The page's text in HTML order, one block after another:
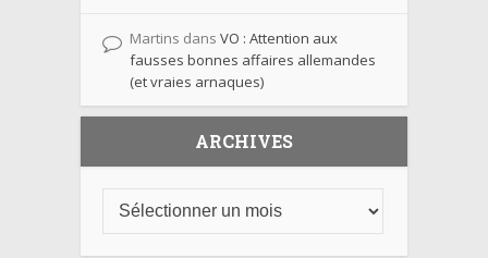
Martins dans VO : Attention aux
fausses bonnes affaires allemandes
(et vraies arnaques)
ARCHIVES